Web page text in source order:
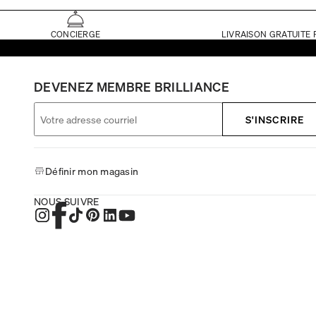
CONCIERGE LIVRAISON GRATUITE
DEVENEZ MEMBRE BRILLIANCE
S'INSCRIRE
Définir mon magasin
NOUS SUIVRE